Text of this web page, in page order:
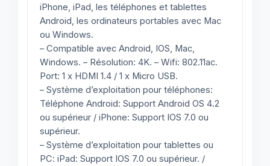
iPhone, iPad, les téléphones et tablettes
Android, les ordinateurs portables avec Mac
ou Windows.
– Compatible avec Android, IOS, Mac,
Windows. – Résolution: 4K. – Wifi: 802.11ac.
Port: 1 x HDMI 1.4 / 1 x Micro USB.
– Système d’exploitation pour téléphones:
Téléphone Android: Support Android OS 4.2
ou supérieur / iPhone: Support IOS 7.0 ou
supérieur.
– Système d’exploitation pour tablettes ou
PC: iPad: Support IOS 7.0 ou supérieur. /